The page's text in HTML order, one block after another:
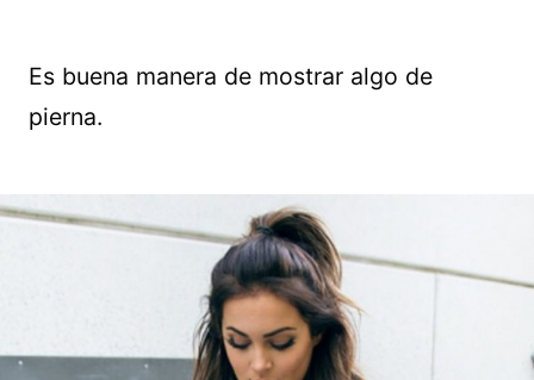
Es buena manera de mostrar algo de
pierna.